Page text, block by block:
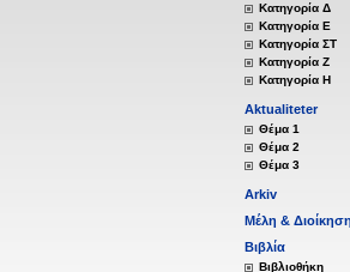
Κατηγορία Δ
Κατηγορία Ε
Κατηγορία ΣΤ
Κατηγορία Ζ
Κατηγορία Η
Aktualiteter
Θέμα 1
Θέμα 2
Θέμα 3
Arkiv
Μέλη & Διοίκηση
Βιβλία
Βιβλιοθήκη